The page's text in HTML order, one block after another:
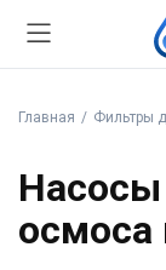
Главная Фильтры
Насосы
осмоса